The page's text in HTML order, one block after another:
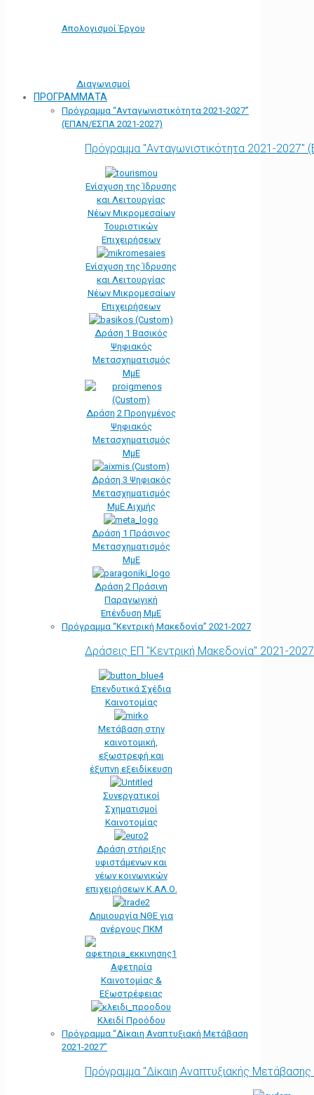
Απολογισμοί Έργου
Διαγωνισμοί
ΠΡΟΓΡΑΜΜΑΤΑ
Πρόγραμμα “Ανταγωνιστικότητα 2021-2027”
(ΕΠΑΝ/ΕΣΠΑ 2021-2027)
Πρόγραμμα "Ανταγωνιστικότητα 2021-
Ενίσχυση της Ίδρυσης
και Λειτουργίας
Νέων Μικρομεσαίων
Τουριστικών
Επιχειρήσεων
Ενίσχυση της Ίδρυσης
και Λειτουργίας
Νέων Μικρομεσαίων
Επιχειρήσεων
Δράση 1 Βασικός
Ψηφιακός
Μετασχηματισμός
ΜμΕ
Δράση 2 Προηγμένος
Ψηφιακός
Μετασχηματισμός
ΜμΕ
Δράση 3 Ψηφιακός
Μετασχηματισμός
ΜμΕ Αιχμής
Δράση 1 Πράσινος
Μετασχηματισμός
ΜμΕ
Δράση 2 Πράσινη
Παραγωγική
Επένδυση ΜμΕ
Πρόγραμμα “Κεντρική Μακεδονία” 2021-2027
Δράσεις ΕΠ "Κεντρική Μακεδονία" 2021-2027
Επενδυτικά Σχέδια
Καινοτομίας
Μετάβαση στην
καινοτομική,
εξωστρεφή και
έξυπνη εξειδίκευση
Συνεργατικοί
Σχηματισμοί
Καινοτομίας
Δράση στήριξης
υφιστάμενων και
νέων κοινωνικών
επιχειρήσεων Κ.ΑΛ.Ο.
Δημιουργία ΝΘΕ για
ανέργους ΠΚΜ
Αφετηρία
Kαινοτομίας &
Εξωστρέφειας
Κλειδί Προόδου
Πρόγραμμα “Δίκαιη Αναπτυξιακή Μετάβαση
2021-2027”
Πρόγραμμα "Δίκαιη Αναπτυξιακής